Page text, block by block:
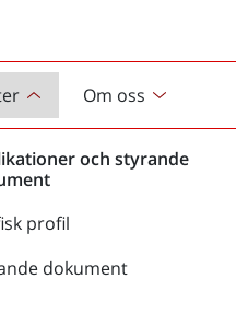
Om oss
och styrande
profil
dokument